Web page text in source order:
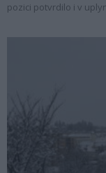
pozici potvrdilo i v